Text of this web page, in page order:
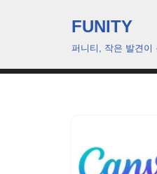
츠
FUNITY
퍼니티, 작은 발견이